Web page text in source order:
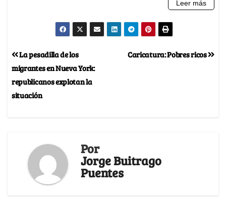
Caricatura: Pobres ricos
La pesadilla de los
migrantes en Nueva York:
republicanos explotan la
situación
Por
Jorge Buitrago
Puentes